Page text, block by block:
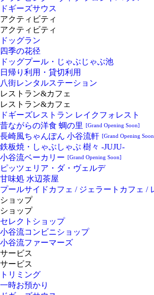
ドギーズサウス
アクティビティ
アクティビティ
ドッグラン
四季の花径
ドッグプール・じゃぶじゃぶ池
日帰り利用・貸切利用
八街レンタルステーション
レストラン&カフェ
レストラン&カフェ
ドギーズレストラン レイクフォレスト
昔ながらの洋食 蜩の里 [Grand Opening Soon]
長崎風ちゃんぽん 小谷流軒 [Grand Opening
鉄板焼・しゃぶしゃぶ 樹々 -JUJU-
小谷流ベーカリー [Grand Opening Soon]
ピッツェリア・ダ・ヴェルデ
甘味処 水辺茶屋
プールサイドカフェ / ジェラートカフェ /
ショップ
ショップ
セレクトショップ
小谷流コンビニショップ
小谷流ファーマーズ
サービス
サービス
トリミング
一時お預かり